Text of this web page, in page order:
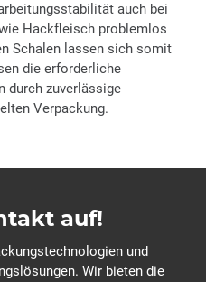
auch bei
Hackfleisch problemlos
Schalen lassen sich somit
die erforderliche
durch zuverlässige
Verpackung.
auf!
und
Wir bieten die